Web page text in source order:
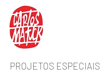
PROJETOS ESPECIAIS